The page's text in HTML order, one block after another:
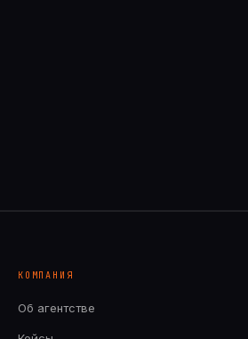
КОМПАНИЯ
Об агентстве